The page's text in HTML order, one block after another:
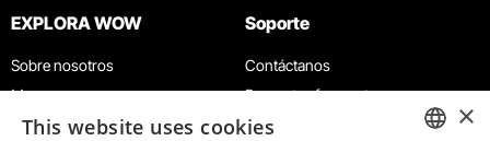
EXPLORA WOW
Sobre nosotros
Museos
Agenda
Soporte
Contáctanos
Preguntas frecuentes
Términos y condiciones
×
This website uses cookies